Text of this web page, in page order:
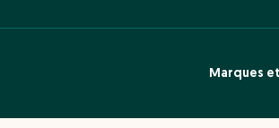
Marques